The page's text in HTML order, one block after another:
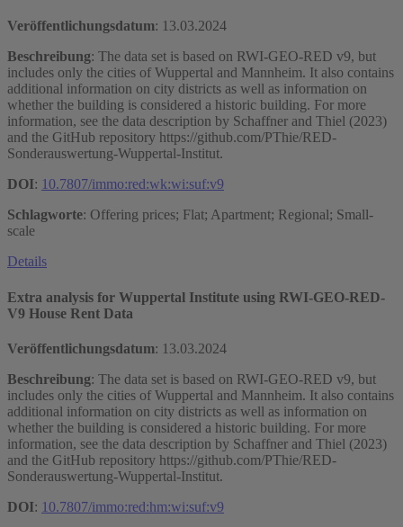
Veröffentlichungsdatum: 13.03.2024
Beschreibung: The data set is based on RWI-GEO-RED v9, but
includes only the cities of Wuppertal and Mannheim. It also contains
additional information on city districts as well as information on
whether the building is considered a historic building. For more
information, see the data description by Schaffner and Thiel (2023)
and the GitHub repository https://github.com/PThie/RED-
Sonderauswertung-Wuppertal-Institut.
DOI: 10.7807/immo:red:wk:wi:suf:v9
Schlagworte: Offering prices; Flat; Apartment; Regional; Small-
scale
Details
Extra analysis for Wuppertal Institute using RWI-GEO-RED-
V9 House Rent Data
Veröffentlichungsdatum: 13.03.2024
Beschreibung: The data set is based on RWI-GEO-RED v9, but
includes only the cities of Wuppertal and Mannheim. It also contains
additional information on city districts as well as information on
whether the building is considered a historic building. For more
information, see the data description by Schaffner and Thiel (2023)
and the GitHub repository https://github.com/PThie/RED-
Sonderauswertung-Wuppertal-Institut.
DOI: 10.7807/immo:red:hm:wi:suf:v9